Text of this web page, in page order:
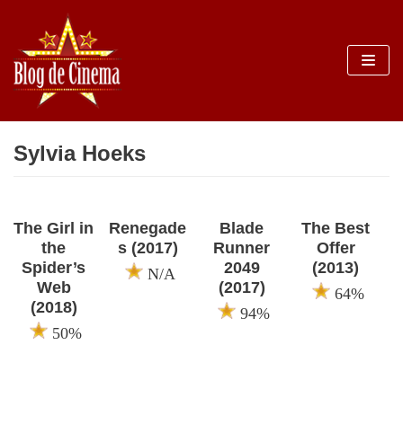
Sari
la
conținut
Sylvia Hoeks
The Girl in
the
Spider’s
Web
(2018)
50%
Renegade
s (2017)
N/A
Blade
Runner
2049
(2017)
94%
The Best
Offer
(2013)
64%